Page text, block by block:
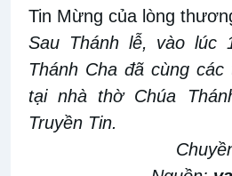
Tin Mừng của lòng
Sau Thánh lễ, vào lúc
Thánh Cha đã cùng
tại nhà thờ Chúa
Truyền Tin.